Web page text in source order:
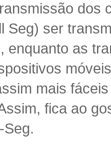
dos
Seg) ser
enquanto as
mais
fica ao
Seg.